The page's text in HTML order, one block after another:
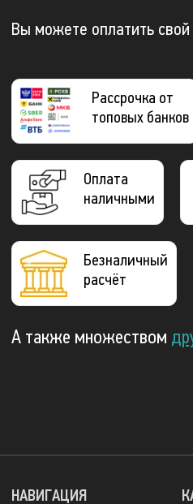
Вы можете оплатить свой
Рассрочка от
топовых банков
Оплата
наличными
Безналичный
расчёт
А также множеством
НАВИГАЦИЯ